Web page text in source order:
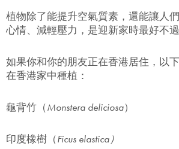
植物除了能提升空氣質素，還能讓人
心情、減輕壓力，是迎新家時最好不
如果你和你的朋友正在香港居住，以
在香港家中種植：
龜背竹（Monstera deliciosa）
印度橡樹（Ficus elastica）